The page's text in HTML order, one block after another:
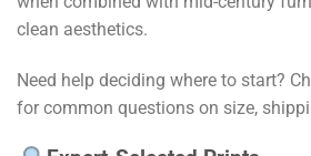
clean aesthetics.
Need help deciding where to start?
for common questions on size,